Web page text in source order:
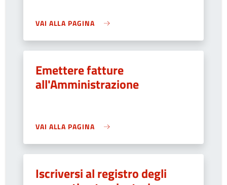
VAI ALLA PAGINA
Emettere fatture
all'Amministrazione
VAI ALLA PAGINA
Iscriversi al registro degli